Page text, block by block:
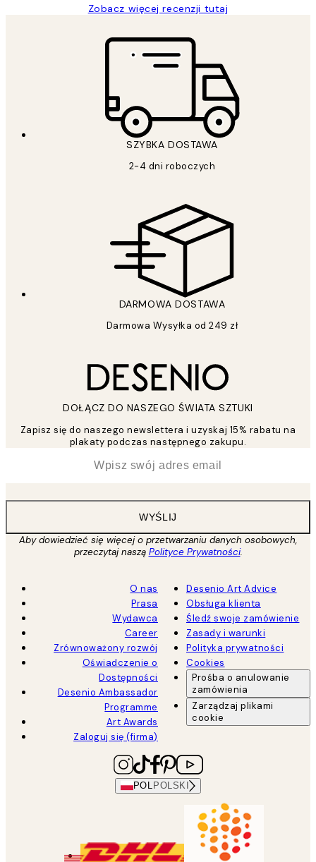
Zobacz więcej recenzji tutaj
SZYBKA DOSTAWA
2-4 dni roboczych
DARMOWA DOSTAWA
Darmowa Wysyłka od 249 zł
DOŁĄCZ DO NASZEGO ŚWIATA SZTUKI
Zapisz się do naszego newslettera i uzyskaj 15% rabatu na
plakaty podczas następnego zakupu.
WYŚLIJ
Aby dowiedzieć się więcej o przetwarzaniu danych osobowych,
przeczytaj naszą Polityce Prywatności.
O nas
Prasa
Wydawca
Career
Zrównoważony rozwój
Oświadczenie o
Dostępności
Desenio Ambassador
Programme
Art Awards
Zaloguj się (firma)
Desenio Art Advice
Obsługa klienta
Śledź swoje zamówienie
Zasady i warunki
Polityka prywatności
Cookies
Prośba o anulowanie
zamówienia
Zarządzaj plikami
cookie
POL POLSKI